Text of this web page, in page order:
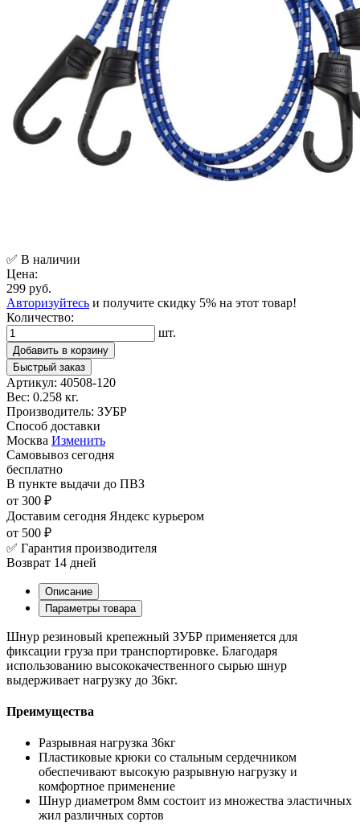
✅ В наличии
Цена:
299 руб.
Авторизуйтесь и получите скидку 5% на этот товар!
Количество:
шт.
Добавить в корзину
Быстрый заказ
Артикул: 40508-120
Вес: 0.258 кг.
Производитель: ЗУБР
Способ доставки
Москва Изменить
Самовывоз сегодня
бесплатно
В пункте выдачи до ПВЗ
от 300 ₽
Доставим сегодня Яндекс курьером
от 500 ₽
✅ Гарантия производителя
Возврат 14 дней
Описание
Параметры товара
Шнур резиновый крепежный ЗУБР применяется для
фиксации груза при транспортировке. Благодаря
использованию высококачественного сырью шнур
выдерживает нагрузку до 36кг.
Преимущества
Разрывная нагрузка 36кг
Пластиковые крюки со стальным сердечником
обеспечивают высокую разрывную нагрузку и
комфортное применение
Шнур диаметром 8мм состоит из множества эластичных
жил различных сортов